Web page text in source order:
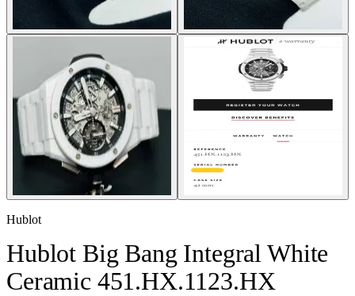
Hublot
Hublot Big Bang Integral White
Ceramic 451.HX.1123.HX